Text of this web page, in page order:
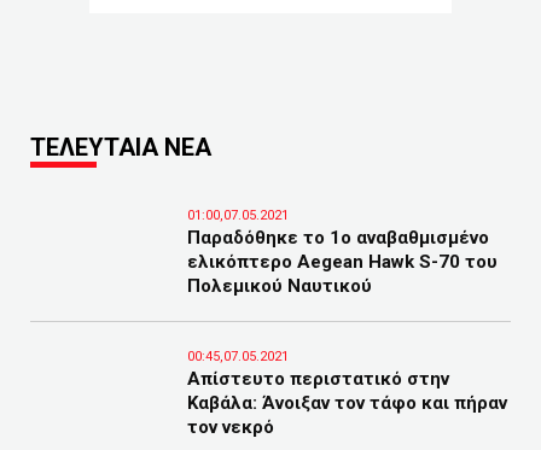
ΤΕΛΕΥΤΑΙΑ ΝΕΑ
01:00,07.05.2021
Παραδόθηκε το 1ο αναβαθμισμένο
ελικόπτερο Aegean Hawk S-70 του
Πολεμικού Ναυτικού
00:45,07.05.2021
Απίστευτο περιστατικό στην
Καβάλα: Άνοιξαν τον τάφο και πήραν
τον νεκρό